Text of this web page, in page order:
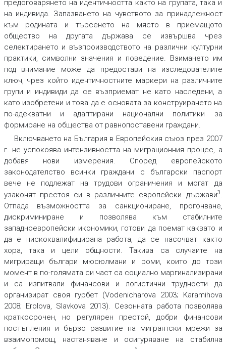
предоговарянето на идентичността както на групата, така и
на индивида. Запазването на чувството за принадлежност
към родината и търсенето на място в приемащото
общество на другата държава се извършва чрез
селектирането и възпроизводството на различни културни
практики, символни значения и поведение. Взимането им
под внимание може да предостави на изследователите
ключ, чрез който идентичностните маркери на различните
групи и индивиди да се възприемат не като наследени, а
като изобретени и това да е основата за конструирането на
по-адекватни и адаптирани национални политики за
формиране на общества от равнопоставени граждани.
Включването на България в Европейския съюз през 2007
г. не успокоява интензивността на миграционния процес, а
добавя нови измерения. Според европейското
законодателство всички граждани с български паспорт
вече не подлежат на трудови ограничения и могат да
узаконят престоя си в различните европейски държави3.
Отпада възможността за санкциониране, прогонване,
дискриминиране и позволява към стабилните
западноевропейски икономики, готови да поемат каквато и
да е нискоквалифицирана работа, да се насочват както
хора, така и цели общности. Такива са случаите на
мигриращи българи мюсюлмани и роми, които до този
момент в по-голямата си част са социално маргинализирани
и са изпитвали финансови и логистични трудности да
организират своя гурбет (Vodenicharova 2003; Karamihova
2008; Erolova, Slavkova 2013). Сезонната работа позволява
краткосрочен, но регулярен престой, добри финансови
постъпления и бързо развитие на мигрантски мрежи за
взаимопомощ, настаняване и осигуряване на стабилна